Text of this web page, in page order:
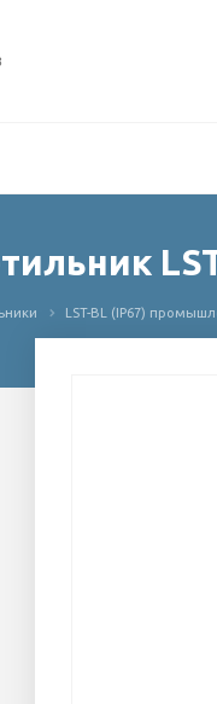
LST-BL (IP67)